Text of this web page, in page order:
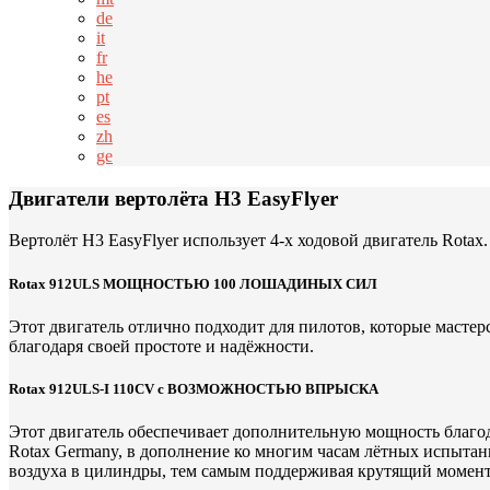
de
it
fr
he
pt
es
zh
ge
Двигатели вертолёта H3 EasyFlyer
Вертолёт H3 EasyFlyer использует 4-х ходовой двигатель
Rotax 912ULS МОЩНОСТЬЮ 100 ЛОШАДИНЫХ СИЛ
Этот двигатель отлично подходит для пилотов, которые
благодаря своей простоте и надёжности.
Rotax 912ULS-I 110CV с ВОЗМОЖНОСТЬЮ ВПРЫСКА
Этот двигатель обеспечивает дополнительную мощность
Rotax Germany, в дополнение ко многим часам лётных
воздуха в цилиндры, тем самым поддерживая крутящий момент